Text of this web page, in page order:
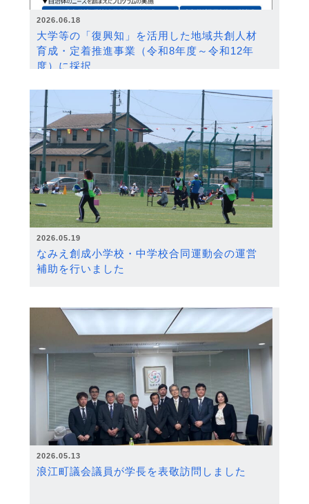
2026.06.18
大学等の「復興知」を活用した地域共創人材
育成・定着推進事業（令和8年度～令和12年
度）に採択
2026.05.19
なみえ創成小学校・中学校合同運動会の運営
補助を行いました
2026.05.13
浪江町議会議員が学長を表敬訪問しました